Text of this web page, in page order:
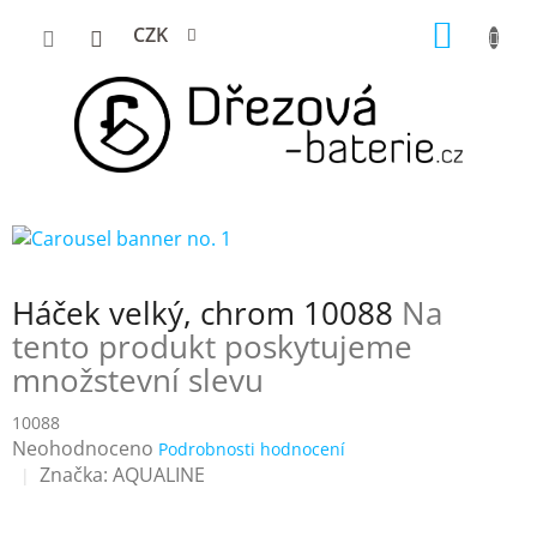
CZK
Háček velký, chrom 10088 Na
tento produkt poskytujeme
množstevní slevu
10088
Průměrné
hodnocení
Neohodnoceno Podrobnosti hodnocení
Značka: AQUALINE